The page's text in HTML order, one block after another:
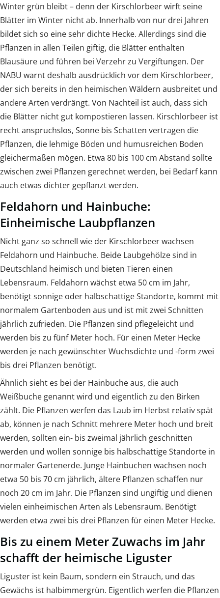
Winter grün bleibt – denn der Kirschlorbeer wirft seine
Blätter im Winter nicht ab. Innerhalb von nur drei Jahren
bildet sich so eine sehr dichte Hecke. Allerdings sind die
Pflanzen in allen Teilen giftig, die Blätter enthalten
Blausäure und führen bei Verzehr zu Vergiftungen. Der
NABU warnt deshalb ausdrücklich vor dem Kirschlorbeer,
der sich bereits in den heimischen Wäldern ausbreitet und
andere Arten verdrängt. Von Nachteil ist auch, dass sich
die Blätter nicht gut kompostieren lassen. Kirschlorbeer ist
recht anspruchslos, Sonne bis Schatten vertragen die
Pflanzen, die lehmige Böden und humusreichen Boden
gleichermaßen mögen. Etwa 80 bis 100 cm Abstand sollte
zwischen zwei Pflanzen gerechnet werden, bei Bedarf kann
auch etwas dichter gepflanzt werden.
Feldahorn und Hainbuche:
Einheimische Laubpflanzen
Nicht ganz so schnell wie der Kirschlorbeer wachsen
Feldahorn und Hainbuche. Beide Laubgehölze sind in
Deutschland heimisch und bieten Tieren einen
Lebensraum. Feldahorn wächst etwa 50 cm im Jahr,
benötigt sonnige oder halbschattige Standorte, kommt mit
normalem Gartenboden aus und ist mit zwei Schnitten
jährlich zufrieden. Die Pflanzen sind pflegeleicht und
werden bis zu fünf Meter hoch. Für einen Meter Hecke
werden je nach gewünschter Wuchsdichte und -form zwei
bis drei Pflanzen benötigt.
Ähnlich sieht es bei der Hainbuche aus, die auch
Weißbuche genannt wird und eigentlich zu den Birken
zählt. Die Pflanzen werfen das Laub im Herbst relativ spät
ab, können je nach Schnitt mehrere Meter hoch und breit
werden, sollten ein- bis zweimal jährlich geschnitten
werden und wollen sonnige bis halbschattige Standorte in
normaler Gartenerde. Junge Hainbuchen wachsen noch
etwa 50 bis 70 cm jährlich, ältere Pflanzen schaffen nur
noch 20 cm im Jahr. Die Pflanzen sind ungiftig und dienen
vielen einheimischen Arten als Lebensraum. Benötigt
werden etwa zwei bis drei Pflanzen für einen Meter Hecke.
Bis zu einem Meter Zuwachs im Jahr
schafft der heimische Liguster
Liguster ist kein Baum, sondern ein Strauch, und das
Gewächs ist halbimmergrün. Eigentlich werfen die Pflanzen